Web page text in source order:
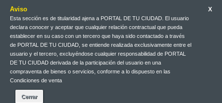
Aviso
Esta sección es de titularidad ajena a PORTAL DE TU CIUDAD. El usuario
declara conocer y aceptar que cualquier relación contractual que pueda
establecer en su caso con un tercero que haya sido contactado a través
de PORTAL DE TU CIUDAD, se entiende realizada exclusivamente entre el
usuario y el tercero, excluyéndose cualquier responsabilidad de PORTAL
DE TU CIUDAD derivada de la participación del usuario en una
compraventa de bienes o servicios, conforme a lo dispuesto en las
Condiciones de venta
X
Iniciar sesión
EUR
Galego
Galego